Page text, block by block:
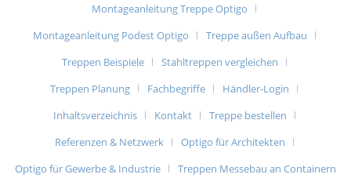
Montageanleitung Treppe Optigo
Montageanleitung Podest Optigo
Treppe außen Aufbau
Treppen Beispiele
Stahltreppen vergleichen
Treppen Planung
Fachbegriffe
Händler-Login
Inhaltsverzeichnis
Kontakt
Treppe bestellen
Referenzen & Netzwerk
Optigo für Architekten
Optigo für Gewerbe & Industrie
Treppen Messebau an Containern